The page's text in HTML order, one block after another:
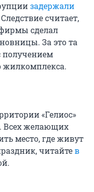
задержали
считает,
сделал
За это та
жилкомплекса.
«Гелиос»
Всех желающих
место, где живут
читайтев